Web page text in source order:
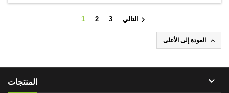
1 2 3 التالي 

المنتجات 